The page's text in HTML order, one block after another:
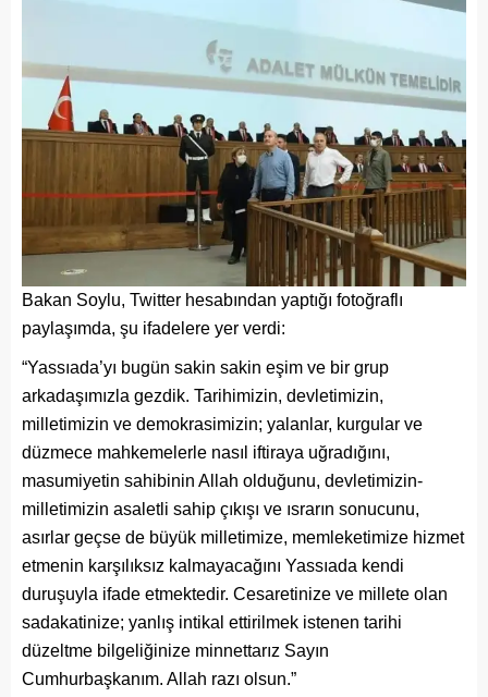
Bakan Soylu, Twitter hesabından yaptığı fotoğraflı
paylaşımda, şu ifadelere yer verdi:
“Yassıada’yı bugün sakin sakin eşim ve bir grup
arkadaşımızla gezdik. Tarihimizin, devletimizin,
milletimizin ve demokrasimizin; yalanlar, kurgular ve
düzmece mahkemelerle nasıl iftiraya uğradığını,
masumiyetin sahibinin Allah olduğunu, devletimizin-
milletimizin asaletli sahip çıkışı ve ısrarın sonucunu,
asırlar geçse de büyük milletimize, memleketimize hizmet
etmenin karşılıksız kalmayacağını Yassıada kendi
duruşuyla ifade etmektedir. Cesaretinize ve millete olan
sadakatinize; yanlış intikal ettirilmek istenen tarihi
düzeltme bilgeliğinize minnettarız Sayın
Cumhurbaşkanım. Allah razı olsun.”